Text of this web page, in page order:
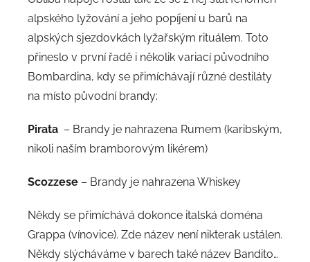
alpského lyžování a jeho popíjení u barů na
alpských sjezdovkách lyžařským rituálem. Toto
přineslo v první řadě i několik variací původního
Bombardina, kdy se přimíchávají různé destiláty
na místo původní brandy:
Pirata – Brandy je nahrazena Rumem (karibským,
nikoli naším bramborovým likérem)
Scozzese – Brandy je nahrazena Whiskey
Někdy se přimíchává dokonce italská doména
Grappa (vínovice). Zde název není nikterak ustálen.
Někdy slýcháváme v barech také název Bandito…